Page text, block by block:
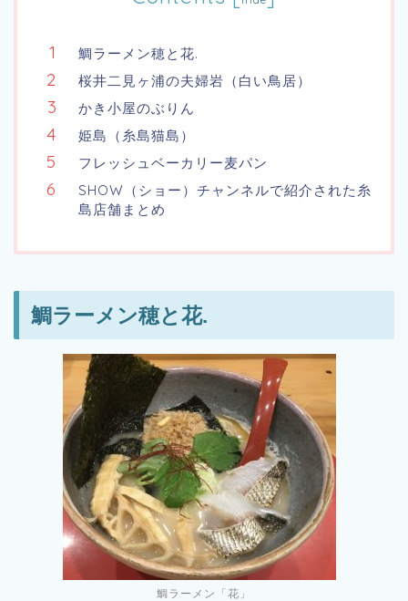
鯛ラーメン穂と花.
桜井二見ヶ浦の夫婦岩（白い鳥居）
かき小屋のぶりん
姫島（糸島猫島）
フレッシュベーカリー麦パン
SHOW（ショー）チャンネルで紹介された糸
島店舗まとめ
鯛ラーメン穂と花.
鯛ラーメン「花」